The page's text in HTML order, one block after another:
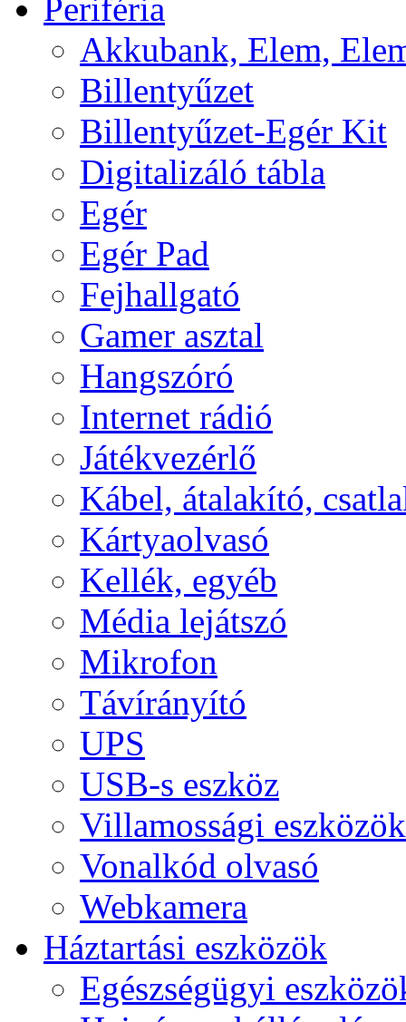
Periféria
Akkubank, Elem,
Billentyűzet
Billentyűzet-Egér Kit
Digitalizáló tábla
Egér
Egér Pad
Fejhallgató
Gamer asztal
Hangszóró
Internet rádió
Játékvezérlő
Kábel, átalakító,
Kártyaolvasó
Kellék, egyéb
Média lejátszó
Mikrofon
Távírányító
UPS
USB-s eszköz
Villamossági eszközök
Vonalkód olvasó
Webkamera
Háztartási eszközök
Egészségügyi